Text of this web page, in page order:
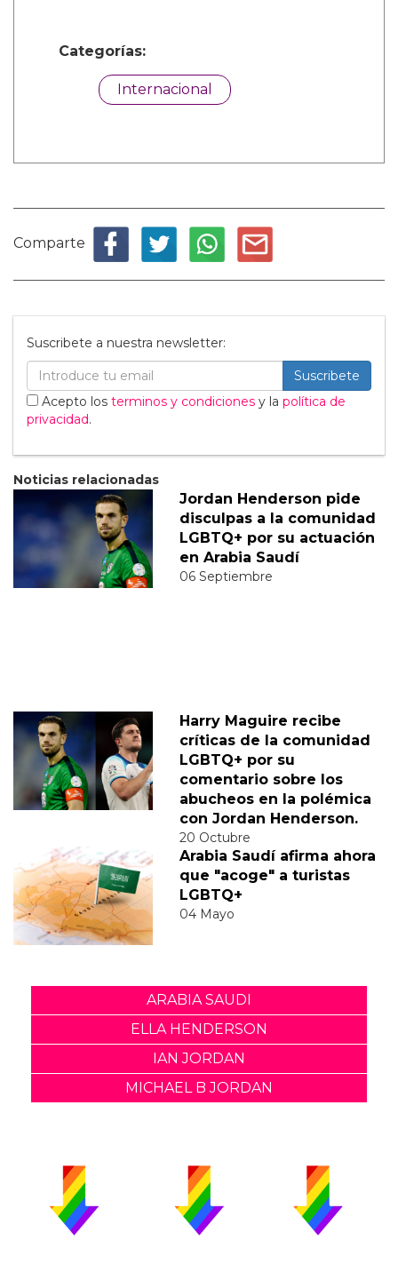
Categorías:
Internacional
Comparte
Suscribete a nuestra newsletter:
Suscribete
Acepto los terminos y condiciones y la política de
privacidad.
Noticias relacionadas
Jordan Henderson pide
disculpas a la comunidad
LGBTQ+ por su actuación
en Arabia Saudí
06 Septiembre
Harry Maguire recibe
críticas de la comunidad
LGBTQ+ por su
comentario sobre los
abucheos en la polémica
con Jordan Henderson.
20 Octubre
Arabia Saudí afirma ahora
que "acoge" a turistas
LGBTQ+
04 Mayo
ARABIA SAUDI
ELLA HENDERSON
IAN JORDAN
MICHAEL B JORDAN